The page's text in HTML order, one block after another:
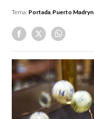
Tema: Portada, Puerto Madryn